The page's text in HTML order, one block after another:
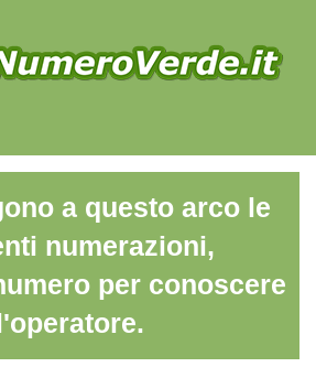
a questo arco le
numerazioni,
per conoscere